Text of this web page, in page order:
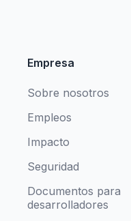
Empresa
Sobre nosotros
Empleos
Impacto
Seguridad
Documentos para
desarrolladores